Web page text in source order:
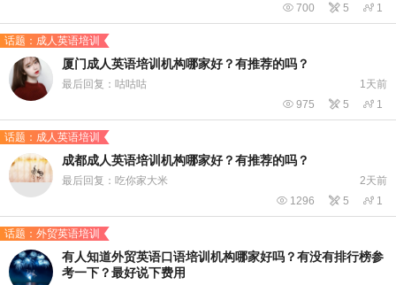
 700  5  1
话题：成人英语培训
厦门成人英语培训机构哪家好？有推荐的吗？
最后回复：咕咕咕 1天前
 975  5  1
话题：成人英语培训
成都成人英语培训机构哪家好？有推荐的吗？
最后回复：吃你家大米 2天前
 1296  5  1
话题：外贸英语培训
有人知道外贸英语口语培训机构哪家好吗？有没有排行榜参
考一下？最好说下费用